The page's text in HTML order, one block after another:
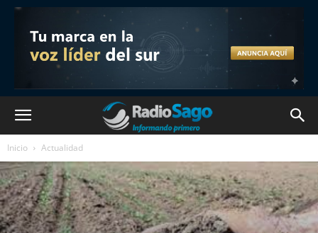
Inicio Actualidad